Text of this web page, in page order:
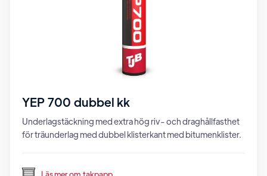
YEP 700 dubbel kk
Underlagstäckning med extra hög riv- och draghållfasthet
för träunderlag med dubbel klisterkant med bitumenklister.
Läs mer om takpapp